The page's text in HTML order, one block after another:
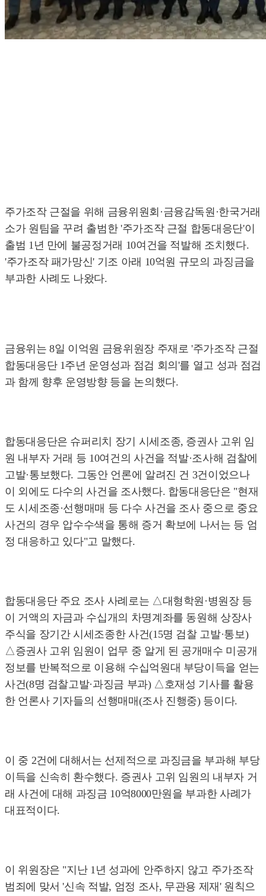
주가조작 근절을 위해 금융위원회·금융감독원·한국거래
소가 원팀을 꾸려 출범한 '주가조작 근절 합동대응단'이
출범 1년 만에 불공정거래 10여건을 적발해 조치했다.
'주가조작 패가망신' 기조 아래 10억원 규모의 과징금을
부과한 사례도 나왔다.
금융위는 8일 이억원 금융위원장 주재로 '주가조작 근절
합동대응단 1주년 운영성과 점검 회의'를 열고 성과 점검
과 함께 향후 운영방향 등을 논의했다.
합동대응단은 슈퍼리치 장기 시세조종, 증권사 고위 임
원 내부자 거래 등 10여건의 사건을 적발·조사해 검찰에
고발·통보했다. 그동안 언론에 알려진 건 3건이었으나
이 외에도 다수의 사건을 조사했다. 합동대응단은 "현재
도 시세조종·선행매매 등 다수 사건을 조사 중으로 중요
사건의 경우 압수수색을 통해 증거 확보에 나서는 등 엄
정 대응하고 있다"고 말했다.
합동대응단 주요 조사 사례로는 △대형학원·병원장 등
이 거액의 자금과 수십개의 차명계좌를 동원해 상장사
주식을 장기간 시세조종한 사건(15명 검찰 고발·통보)
△증권사 고위 임원이 업무 중 알게 된 공개매수 미공개
정보를 반복적으로 이용해 수십억원대 부당이득을 얻는
사건(8명 검찰고발·과징금 부과) △호재성 기사를 활용
한 언론사 기자들의 선행매매(조사 진행중) 등이다.
이 중 2건에 대해서는 선제적으로 과징금을 부과해 부당
이득을 신속히 환수했다. 증권사 고위 임원의 내부자 거
래 사건에 대해 과징금 10억8000만원을 부과한 사례가
대표적이다.
이 위원장은 "지난 1년 성과에 안주하지 않고 주가조작
범죄에 맞서 '신속 적발, 엄정 조사, 무관용 제재' 원칙으